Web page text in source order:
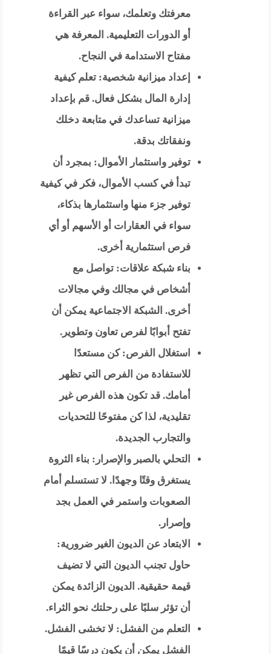
معرفتك وتعلمك، سواء عبر القراءة
أو الدورات التعليمية. المعرفة هي
مفتاح الاستدامة في النجاح.
إعداد ميزانية شخصية: تعلم كيفية
إدارة المال بشكل فعال. قم بإعداد
ميزانية تساعدك في متابعة دخلك
ونفقاتك بدقة.
توفير واستثمار الأموال: بمجرد أن
تبدأ في كسب الأموال، فكر في كيفية
توفير جزء منها واستثمارها بذكاء،
سواء في العقارات أو الأسهم أو أي
فرص استثمارية أخرى.
بناء شبكة علاقات: تواصل مع
أشخاص في مجالك وفي مجالات
أخرى. الشبكة الاجتماعية يمكن أن
تفتح أبوابًا لفرص تعاون وتطوير.
استغلال الفرص: كن مستعدًا
للاستفادة من الفرص التي تظهر
أمامك. قد تكون هذه الفرص غير
تقليدية، لذا كن مفتوحًا للتحديات
والتجارب الجديدة.
التحلي بالصبر والإصرار: بناء الثروة
يستغرق وقتًا وجهدًا. لا تستسلم أمام
الصعوبات واستمر في العمل بجد
وإصرار.
الابتعاد عن الديون الغير ضرورية:
حاول تجنب الديون التي لا تضيف
قيمة حقيقية. الديون الزائدة يمكن
أن تؤثر سلبًا على رحلتك نحو الثراء.
التعلم من الفشل: لا تخشى الفشل.
الفشل يمكن أن يكون درسًا قيمًا